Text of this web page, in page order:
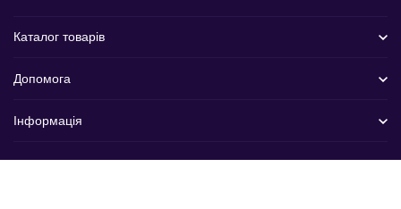
Каталог товарів
Допомога
Інформація